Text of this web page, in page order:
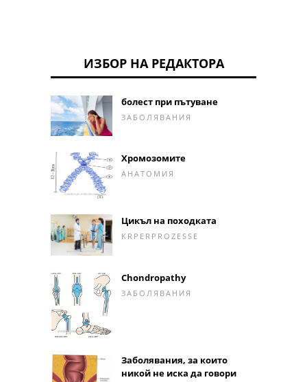
ИЗБОР НА РЕДАКТОРА
болест при пътуване
ЗАБОЛЯВАНИЯ
Хромозомите
АНАТОМИЯ
Цикъл на походката
KRPERPROZESSE
Chondropathy
ЗАБОЛЯВАНИЯ
Заболявания, за които
никой не иска да говори